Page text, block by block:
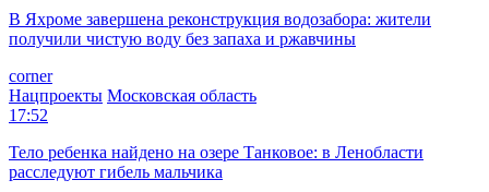
В Яхроме завершена реконструкция водозабора: жители
получили чистую воду без запаха и ржавчины
corner
Нацпроекты Московская область
17:52
Тело ребенка найдено на озере Танковое: в Ленобласти
расследуют гибель мальчика